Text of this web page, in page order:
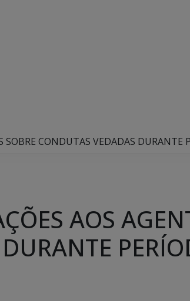
SOBRE CONDUTAS VEDADAS DURANTE
AOS